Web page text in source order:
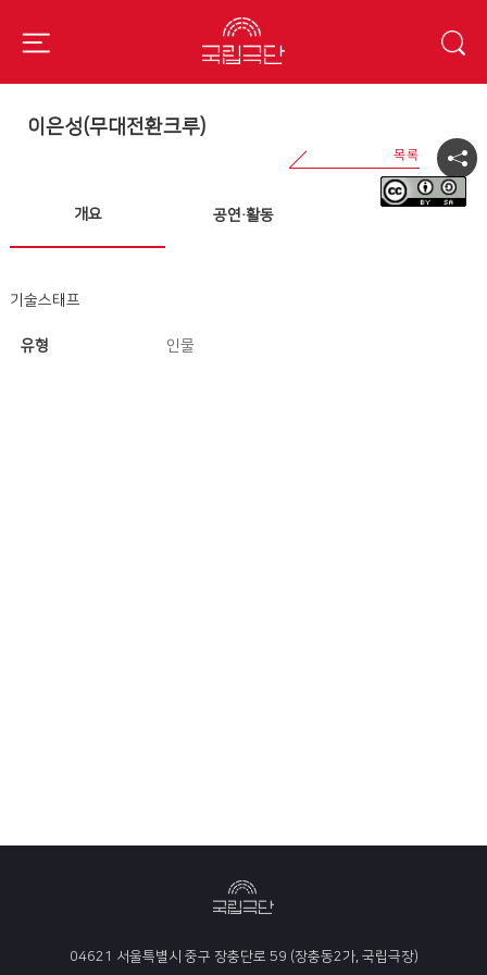
이은성(무대전환크루)
개요 공연·활동
기술스태프
유형 인물
04621 서울특별시 중구 장충단로 59 (장충동2가, 국립극장)